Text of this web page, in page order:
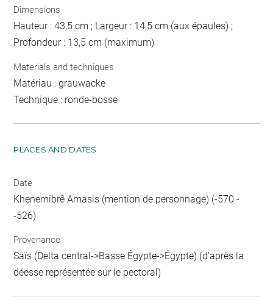
Dimensions
Hauteur : 43,5 cm ; Largeur : 14,5 cm (aux épaules) ;
Profondeur : 13,5 cm (maximum)
Materials and techniques
Matériau : grauwacke
Technique : ronde-bosse
PLACES AND DATES
Date
Khenemibrê Amasis (mention de personnage) (-570 -
-526)
Provenance
Saïs (Delta central->Basse Égypte->Égypte) (d'après la
déesse représentée sur le pectoral)